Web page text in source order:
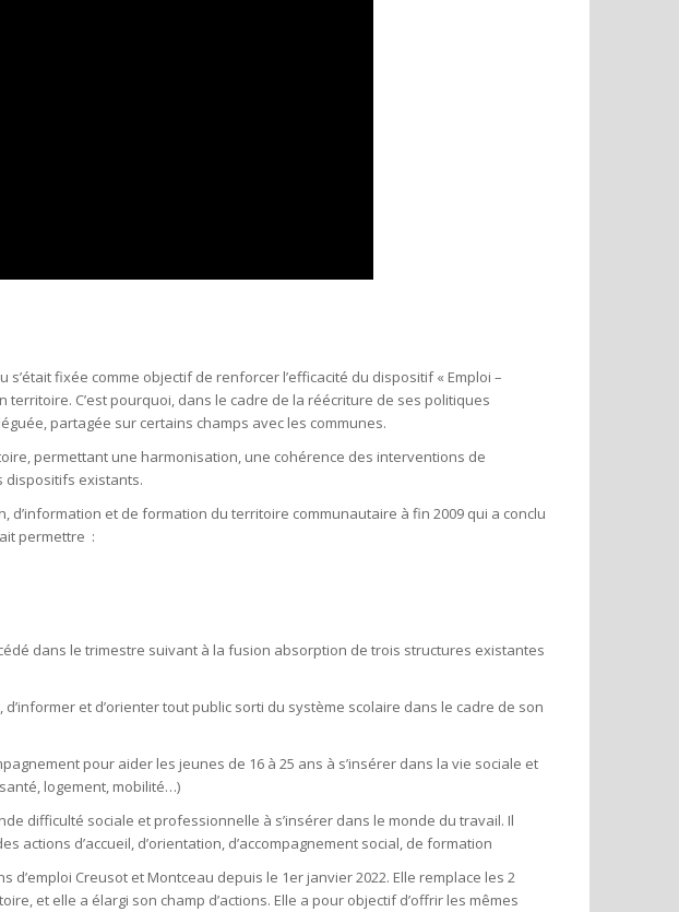
fixée comme objectif de renforcer l’efficacité du dispositif « Emploi –
C’est pourquoi, dans le cadre de la réécriture de ses politiques
partagée sur certains champs avec les communes.
permettant une harmonisation, une cohérence des interventions de
dispositifs existants.
d’information et de formation du territoire communautaire à fin 2009 qui a conclu
permettre :
dans le trimestre suivant à la fusion absorption de trois structures existantes
d’informer et d’orienter tout public sorti du système scolaire dans le cadre de son
pour aider les jeunes de 16 à 25 ans à s’insérer dans la vie sociale et
logement, mobilité…)
difficulté sociale et professionnelle à s’insérer dans le monde du travail. Il
d’accueil, d’orientation, d’accompagnement social, de formation
d’emploi Creusot et Montceau depuis le 1er janvier 2022. Elle remplace les 2
et elle a élargi son champ d’actions. Elle a pour objectif d’offrir les mêmes